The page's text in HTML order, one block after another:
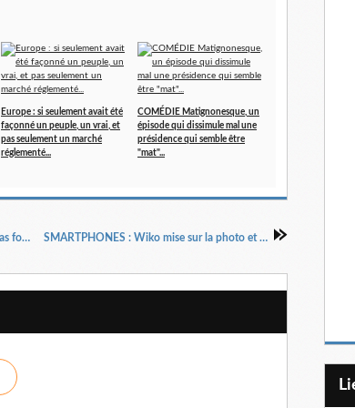
Europe : si seulement avait été
façonné un peuple, un vrai, et
pas seulement un marché
réglementé...
COMÉDIE Matignonesque, un
épisode qui dissimule mal une
présidence qui semble être
"mat"...
ENSEIGNES : Costo est arrivé, mais avance seulement à pas fort mesurés. SMARTPHONES : Wiko mise sur la photo et la vidéo.